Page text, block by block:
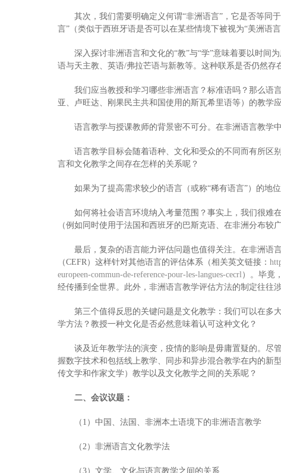
其次，我们需要明确定义何谓“非洲语言”，它是否等同
言”（类似于西班牙语是否可以在某些情境下被视为“美洲语言
深入探讨非洲语言和文化的“教”与“学”意味着要以时间
语与天主教、英语/弗拉芒语与新教等。这种联系是否仍然
我们应当教授和学习哪些非洲语言？标准语吗？那么语
亚、卢旺达、刚果民主共和国使用的斯瓦希里语等）的教学
语言教学与授课教师的背景密不可分。在非洲语言教学
语言教学目标会随着语种、文化和受众的不同而有所区
言和文化教学之间存在怎样的关系呢？
如果为了提高需求较少的语言（或称“稀有语言”）的地
如何将社会语言环境纳入考量范围？事实上，我们很难
（例如同时使用于法国和西班牙的巴斯克语、在非洲分布较
最后，复杂的语言能力评估问题也值得关注。在非洲语
（CEFR）这样针对其他语言的评估体系（相关英文链接：
europeen-commun-de-reference-pour-les-langues-cecrl）。毕竟
经传播到全世界。此外，非洲语言教学评估方法的制定往往
第三个值得反思的关键问题是文化教学：我们可以在多
学方法？教授一种文化是否必然意味着认可这种文化？
谈及近年教学法的演变，疫情的影响是毋庸置疑的。尽
握数字技术和包括线上教学、同步和异步混合教学在内的新
传文学和作家文学）教学以及文化教学之间的关系呢？
二、会议议题：
（1）中国、法国、非洲本土语境下的非洲语言教学
（2）非洲语言文化教学法
（3）文学、文化与语言教学之间的关系